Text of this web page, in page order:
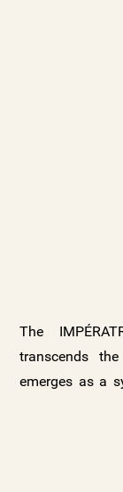
The
transcends
emerges as a
of opulence,